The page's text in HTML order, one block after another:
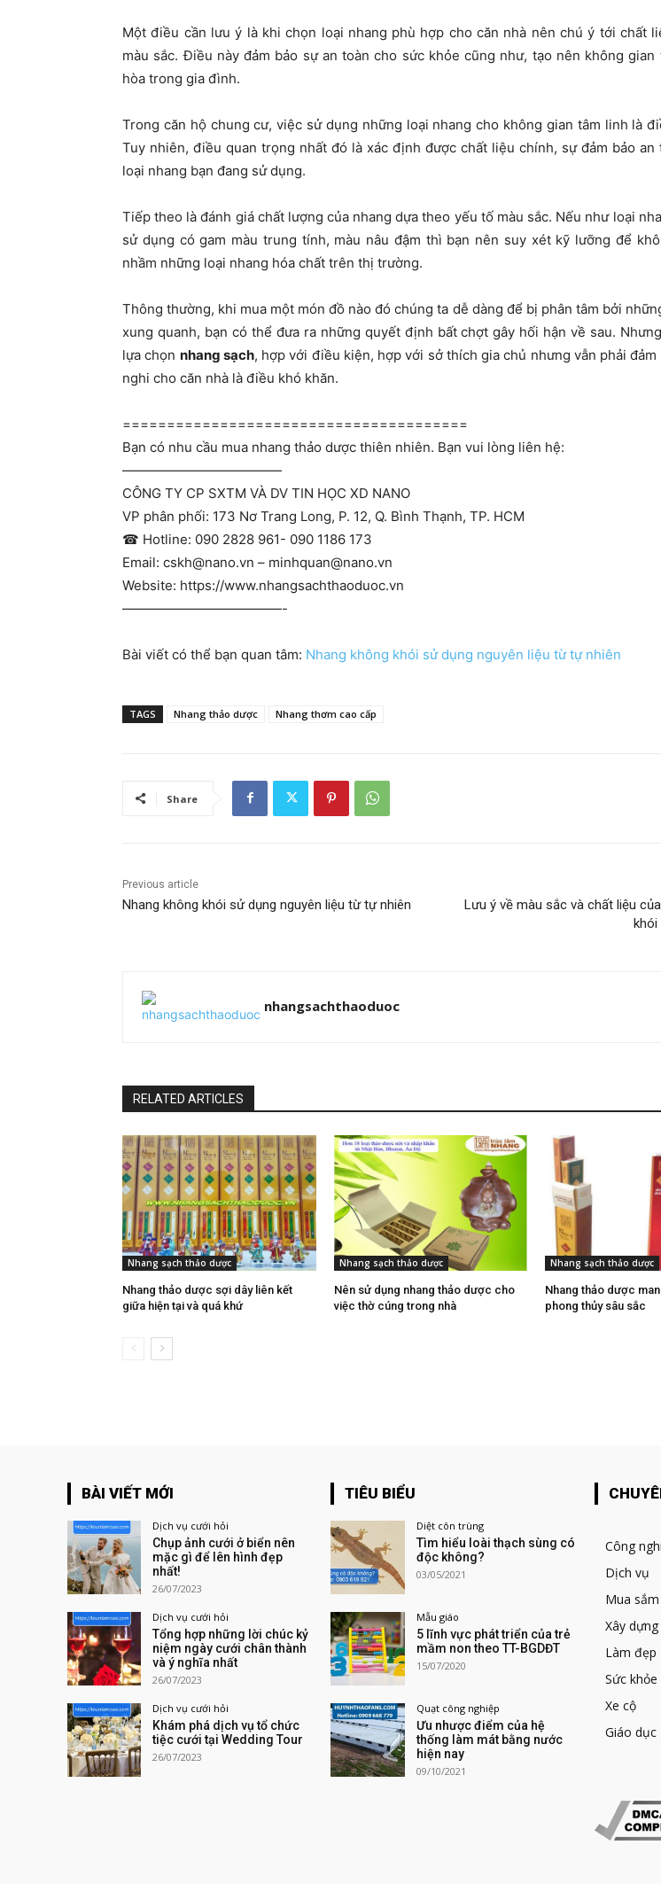
Một điều cần lưu ý là khi chọn loại nhang phù hợp cho căn nhà nên chú ý tới chất
màu sắc. Điều này đảm bảo sự an toàn cho sức khỏe cũng như, tạo nên không gian
hòa trong gia đình.
Trong căn hộ chung cư, việc sử dụng những loại nhang cho không gian tâm linh là
Tuy nhiên, điều quan trọng nhất đó là xác định được chất liệu chính, sự đảm bảo an
loại nhang bạn đang sử dụng.
Tiếp theo là đánh giá chất lượng của nhang dựa theo yếu tố màu sắc. Nếu như loại
sử dụng có gam màu trung tính, màu nâu đậm thì bạn nên suy xét kỹ lưỡng để
nhầm những loại nhang hóa chất trên thị trường.
Thông thường, khi mua một món đồ nào đó chúng ta dễ dàng để bị phân tâm bởi
xung quanh, bạn có thể đưa ra những quyết định bất chợt gây hối hận về sau.
lựa chọn nhang sạch, hợp với điều kiện, hợp với sở thích gia chủ nhưng vẫn phải
nghi cho căn nhà là điều khó khăn.
=======================================
Bạn có nhu cầu mua nhang thảo dược thiên nhiên. Bạn vui lòng liên hệ:
————————————
CÔNG TY CP SXTM VÀ DV TIN HỌC XD NANO
VP phân phối: 173 Nơ Trang Long, P. 12, Q. Bình Thạnh, TP. HCM
☎ Hotline: 090 2828 961- 090 1186 173
Email: cskh@nano.vn – minhquan@nano.vn
Website: https://www.nhangsachthaoduoc.vn
————————————-
Bài viết có thể bạn quan tâm: Nhang không khói sử dụng nguyên liệu từ tự nhiên
TAGS Nhang thảo dược Nhang thơm cao cấp
Share
Previous article
Nhang không khói sử dụng nguyên liệu từ tự nhiên
Lưu ý về màu sắc và chất liệu
khói
nhangsachthaoduoc
RELATED ARTICLES
Nhang sạch thảo dược
Nhang thảo dược sợi dây liên kết
giữa hiện tại và quá khứ
Nhang sạch thảo dược
Nên sử dụng nhang thảo dược cho
việc thờ cúng trong nhà
Nhang sạch thảo dược
Nhang thảo dược
phong thủy sâu sắc
BÀI VIẾT MỚI
Dịch vụ cưới hỏi
Chụp ảnh cưới ở biển nên
mặc gì để lên hình đẹp
nhất!
26/07/2023
Dịch vụ cưới hỏi
Tổng hợp những lời chúc kỷ
niệm ngày cưới chân thành
và ý nghĩa nhất
26/07/2023
Dịch vụ cưới hỏi
Khám phá dịch vụ tổ chức
tiệc cưới tại Wedding Tour
26/07/2023
TIÊU BIỂU
Diệt côn trùng
Tìm hiểu loài thạch sùng có
độc không?
03/05/2021
Mẫu giáo
5 lĩnh vực phát triển của trẻ
mầm non theo TT-BGDĐT
15/07/2020
Quạt công nghiệp
Ưu nhược điểm của hệ
thống làm mát bằng nước
hiện nay
09/10/2021
Công
Dịch vụ
Mua sắm
Xây dựng
Làm đẹp
Sức khỏe
Xe cộ
Giáo dục